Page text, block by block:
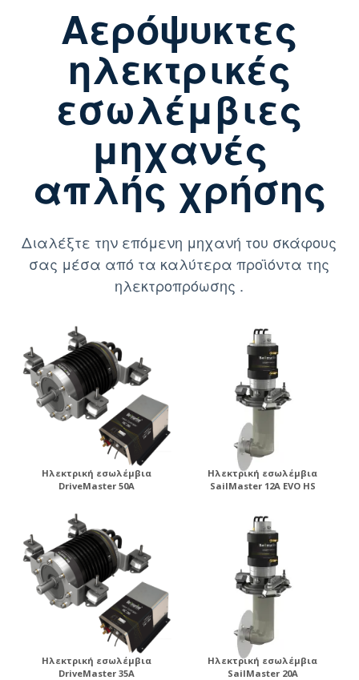
Αερόψυκτες
ηλεκτρικές
εσωλέμβιες
μηχανές
απλής χρήσης
Διαλέξτε την επόμενη μηχανή του σκάφους
σας μέσα από τα καλύτερα προϊόντα της
ηλεκτροπρόωσης .
Ηλεκτρική εσωλέμβια
DriveMaster 50A
Ηλεκτρική εσωλέμβια
DriveMaster 35A
Ηλεκτρική εσωλέμβια
SailMaster 12A EVO HS
Ηλεκτρική εσωλέμβια
SailMaster 20A